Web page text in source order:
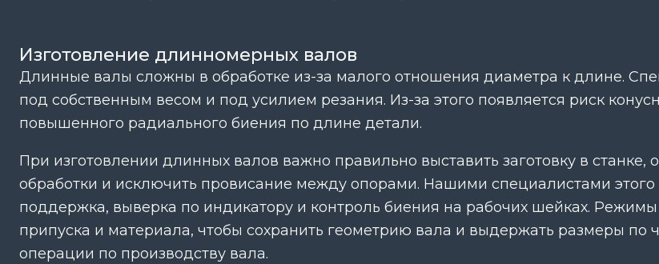
Изготовление длинномерных валов
Длинные валы сложны в обработке из-за малого отношения диаметра к длине.
под собственным весом и под усилием резания. Из-за этого появляется риск
повышенного радиального биения по длине детали.
При изготовлении длинных валов важно правильно выставить заготовку в
обработки и исключить провисание между опорами. Нашими специалистами
поддержка, выверка по индикатору и контроль биения на рабочих шейках.
припуска и материала, чтобы сохранить геометрию вала и выдержать размеры по
операции по производству вала.